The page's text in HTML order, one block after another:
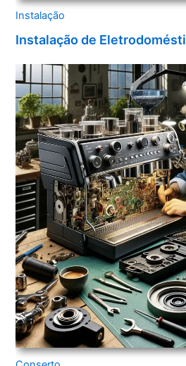
Instalação
Instalação de